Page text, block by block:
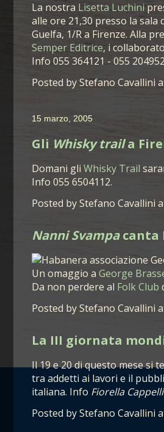
La nostra Lisetta Luchini
alle ore 21,30 presso la sala
Guelfa, 1/R a Firenze. Alla
Semper Editrice, i
Info 055 364121 - 055
Posted byStefano Cavallini
15 marzo, 2005
Gli Whisky traila
Domani gli Whisky Trail
Info 055 6504112.
Posted byStefano Cavallini
Nanni Svampacanta
Un omaggio a George
Da non perdere al Folk Club
Posted byStefano Cavallini
La III giornata
Il 19 e 20 di questo mese si
tra addetti ai lavori e il
italiana. Info Fiorella Cappelli
Posted byStefano Cavallini